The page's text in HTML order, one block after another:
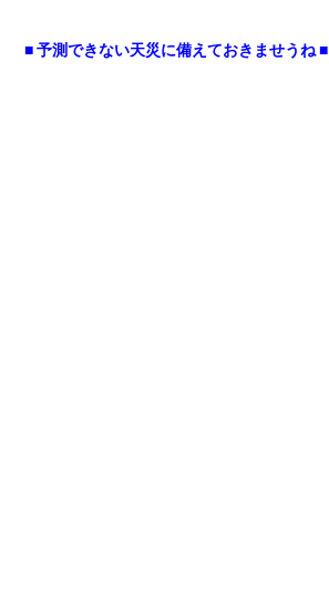
■ 予測できない天災に備えておきませうね ■